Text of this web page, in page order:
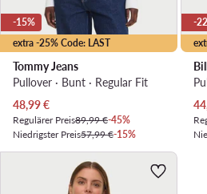
extra -25% Code: LAST
-15%
Tommy Jeans
Pullover · Bunt · Regular Fit
Aktueller Preis
48,99€
Regulärer Preis89,99 €-45%
Niedrigster Preis57,99 €-15%
-